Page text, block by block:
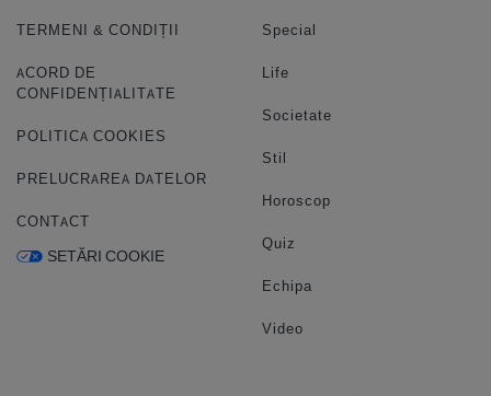
TERMENI & CONDIȚII
ACORD DE
CONFIDENȚIALITATE
POLITICA COOKIES
PRELUCRAREA DATELOR
CONTACT
SETĂRI COOKIE
Special
Life
Societate
Stil
Horoscop
Quiz
Echipa
Video